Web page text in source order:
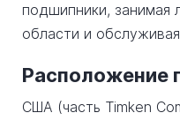
подшипники,
области и
Расположение
США (часть Timken